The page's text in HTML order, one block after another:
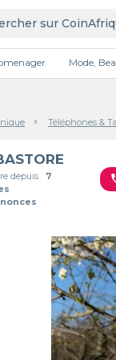
Mode,
Téléphones &
depuis7